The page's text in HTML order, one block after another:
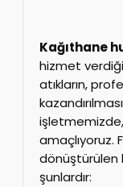
Kağıthane
hizmet
atıkların,
işletmemizde,
amaçlıyoruz.
dönüştürülen
şunlardır: